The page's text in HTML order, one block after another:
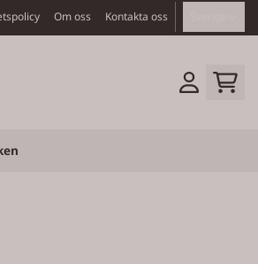
Om oss Kontakta oss